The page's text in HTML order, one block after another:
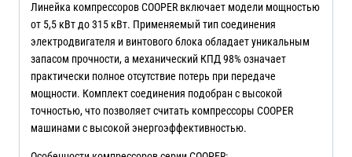
Линейка компрессоров COOPER включает модели мощностью
от 5,5 кВт до 315 кВт. Применяемый тип соединения
электродвигателя и винтового блока обладает уникальным
запасом прочности, а механический КПД 98% означает
практически полное отсутствие потерь при передаче
мощности. Комплект соединения подобран с высокой
точностью, что позволяет считать компрессоры COOPER
машинами с высокой энергоэффективностью.